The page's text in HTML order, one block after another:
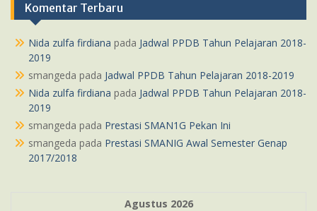
Komentar Terbaru
Nida zulfa firdiana pada Jadwal PPDB Tahun Pelajaran 2018-
2019
smangeda pada Jadwal PPDB Tahun Pelajaran 2018-2019
Nida zulfa firdiana pada Jadwal PPDB Tahun Pelajaran 2018-
2019
smangeda pada Prestasi SMAN1G Pekan Ini
smangeda pada Prestasi SMANIG Awal Semester Genap
2017/2018
Agustus 2026